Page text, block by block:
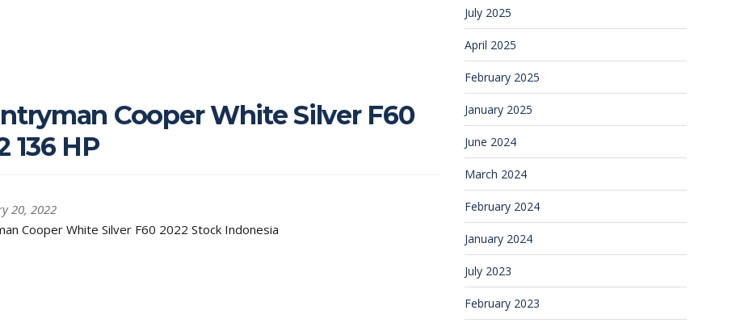
Cooper White Silver F60
136 HP
20, 2022
Cooper White Silver F60 2022 Stock Indonesia
July 2025
April 2025
February 2025
January 2025
June 2024
March 2024
February 2024
January 2024
July 2023
February 2023